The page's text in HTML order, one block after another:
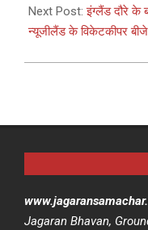
Next Post:इंग्लैंड दौरे के
न्यूजीलैंड के विकेटकीपर बीजे
Jagaran Bhavan,